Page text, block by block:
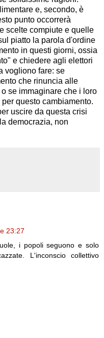
e, secondo, è
punto occorrerà
scelte compiute e quelle
piatto la parola d'ordine
in questi giorni, ossia
e chiedere agli elettori
vogliono fare: se
che rinuncia alle
se immaginare che i loro
questo cambiamento.
uscire da questa crisi
democrazia, non
23:27
i popoli seguono e solo
L'inconscio collettivo